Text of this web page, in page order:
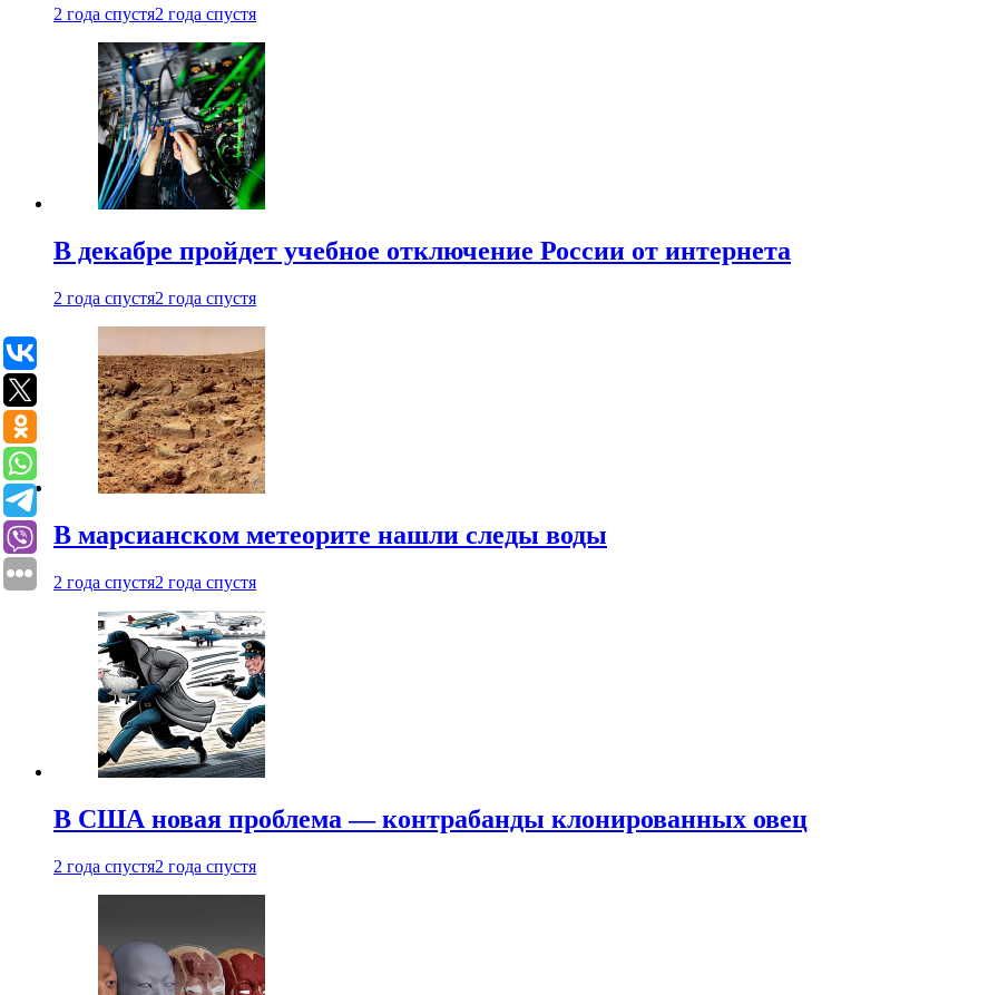
2 года спустя2 года спустя
В декабре пройдет учебное отключение России от интернета
2 года спустя2 года спустя
В марсианском метеорите нашли следы воды
2 года спустя2 года спустя
В США новая проблема — контрабанды клонированных овец
2 года спустя2 года спустя